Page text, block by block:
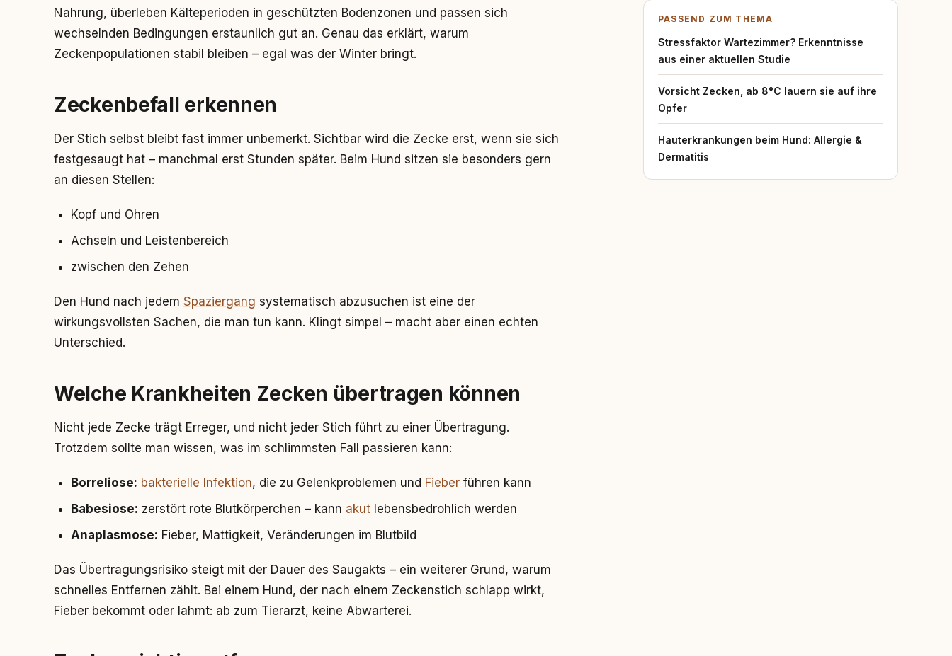
Nahrung, überleben Kälteperioden in geschützten Bodenzonen und passen sich
wechselnden Bedingungen erstaunlich gut an. Genau das erklärt, warum
Zeckenpopulationen stabil bleiben – egal was der Winter bringt.
Zeckenbefall erkennen
Der Stich selbst bleibt fast immer unbemerkt. Sichtbar wird die Zecke erst, wenn sie sich
festgesaugt hat – manchmal erst Stunden später. Beim Hund sitzen sie besonders gern
an diesen Stellen:
Kopf und Ohren
Achseln und Leistenbereich
zwischen den Zehen
Den Hund nach jedem Spaziergang systematisch abzusuchen ist eine der
wirkungsvollsten Sachen, die man tun kann. Klingt simpel – macht aber einen echten
Unterschied.
Welche Krankheiten Zecken übertragen können
Nicht jede Zecke trägt Erreger, und nicht jeder Stich führt zu einer Übertragung.
Trotzdem sollte man wissen, was im schlimmsten Fall passieren kann:
Borreliose: bakterielle Infektion, die zu Gelenkproblemen und Fieber führen kann
Babesiose: zerstört rote Blutkörperchen – kann akut lebensbedrohlich werden
Anaplasmose: Fieber, Mattigkeit, Veränderungen im Blutbild
Das Übertragungsrisiko steigt mit der Dauer des Saugakts – ein weiterer Grund, warum
schnelles Entfernen zählt. Bei einem Hund, der nach einem Zeckenstich schlapp wirkt,
Fieber bekommt oder lahmt: ab zum Tierarzt, keine Abwarterei.
PASSEND ZUM THEMA
Stressfaktor Wartezimmer? Erkenntnisse
aus einer aktuellen Studie
Vorsicht Zecken, ab 8°C lauern sie auf ihre
Opfer
Hauterkrankungen beim Hund: Allergie &
Dermatitis